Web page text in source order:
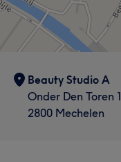
Beauty Studio A
Onder Den Toren 1
2800 Mechelen